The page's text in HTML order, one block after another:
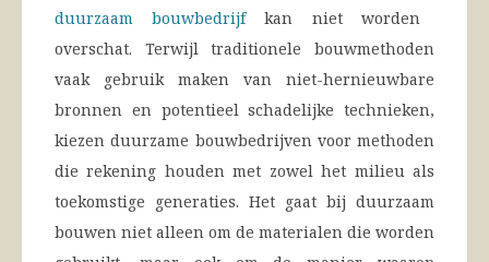
duurzaam bouwbedrijfkan niet worden
overschat. Terwijl traditionele bouwmethoden
vaak gebruik maken van niet-hernieuwbare
bronnen en potentieel schadelijke technieken,
kiezen duurzame bouwbedrijven voor methoden
die rekening houden met zowel het milieu als
toekomstige generaties. Het gaat bij duurzaam
bouwen niet alleen om de materialen die worden